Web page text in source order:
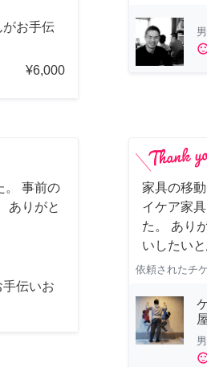
がお手伝
¥6,000
。 事前の
ありがと
伝いお
家具の移
イケア家
た。 あり
いしたいと
依頼されたチ